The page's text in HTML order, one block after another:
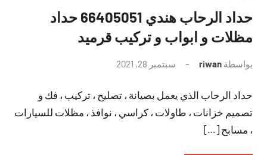
حداد الرحاب هندي 66405051 حداد
مظلات و ابواب و تركيب قرميد
بواسطة riwan سبتمبر 28, 2021
تعليقات
حداد الرحاب الذي يعمل بصيانة ، تصليح ، تركيب ، فك و
تصميم خزانات ، طاولات ، كراسي ، نوافذ ، مظلات للسيارات
، مسابح […]